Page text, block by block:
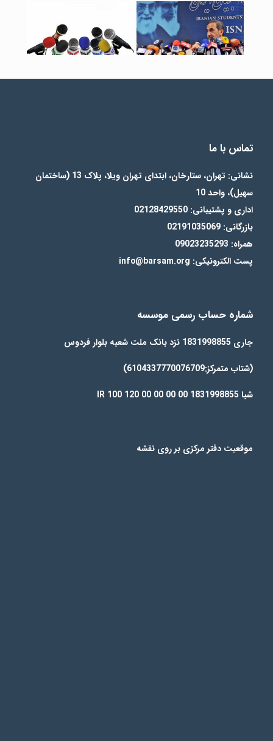
تماس با ما
نشانی: تهران، ستارخان، ابتدای تهران ویلا، پلاک 13 (ساختمان
سهیل)، واحد 10
اداری و پشتیبانی: 02128429550
بازرگانی: 02191035069
همراه: 09023235293
پست الکترونیکی: info@barsam.org
شماره حساب رسمی موسسه
جاری 1831998855 نزد بانک ملت شعبه بلوار فردوس
(شتاب متمرکز:6104337770076709)
شبا IR 100 120 00 00 00 00 1831998855
موقعیت دفتر مرکزی بر روی نقشه